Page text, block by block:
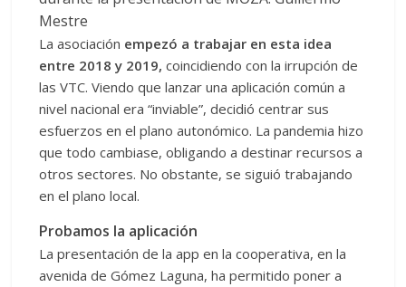
Mestre
La asociación empezó a trabajar en esta idea
entre 2018 y 2019, coincidiendo con la irrupción de
las VTC. Viendo que lanzar una aplicación común a
nivel nacional era “inviable”, decidió centrar sus
esfuerzos en el plano autonómico. La pandemia hizo
que todo cambiase, obligando a destinar recursos a
otros sectores. No obstante, se siguió trabajando
en el plano local.
Probamos la aplicación
La presentación de la app en la cooperativa, en la
avenida de Gómez Laguna, ha permitido poner a